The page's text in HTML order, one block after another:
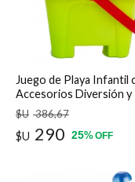
Juego de Playa Infantil
Accesorios Diversión y
Creatividad
$U 386,67
$U 290 25%OFF